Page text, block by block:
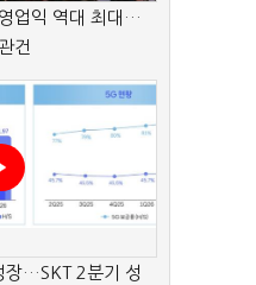
업익 역대 최대…
건
장…SKT 2분기 성